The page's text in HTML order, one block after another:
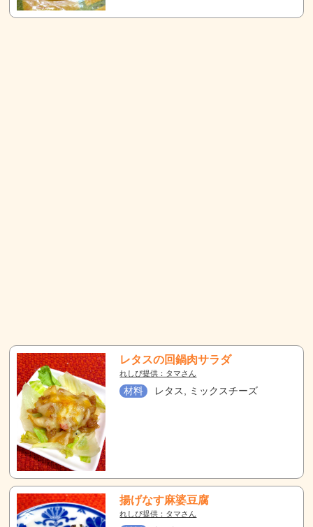
レタスの回鍋肉サラダ
れしぴ提供：タマさん
材料 レタス, ミックスチーズ
揚げなす麻婆豆腐
れしぴ提供：タマさん